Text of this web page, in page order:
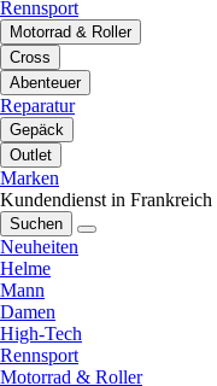
Rennsport
Motorrad & Roller
Cross
Abenteuer
Reparatur
Gepäck
Outlet
Marken
Kundendienst in Frankreich
Suchen
Neuheiten
Helme
Mann
Damen
High-Tech
Rennsport
Motorrad & Roller